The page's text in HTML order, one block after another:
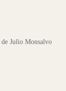
Julio Monsalvo